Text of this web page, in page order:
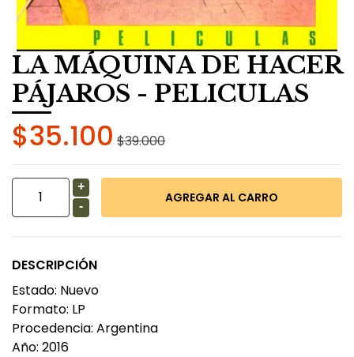
LA MÁQUINA DE HACER
PÁJAROS - PELICULAS
$35.100 $39.000
+
-
DESCRIPCIÓN
Estado: Nuevo
Formato: LP
Procedencia: Argentina
Año: 2016